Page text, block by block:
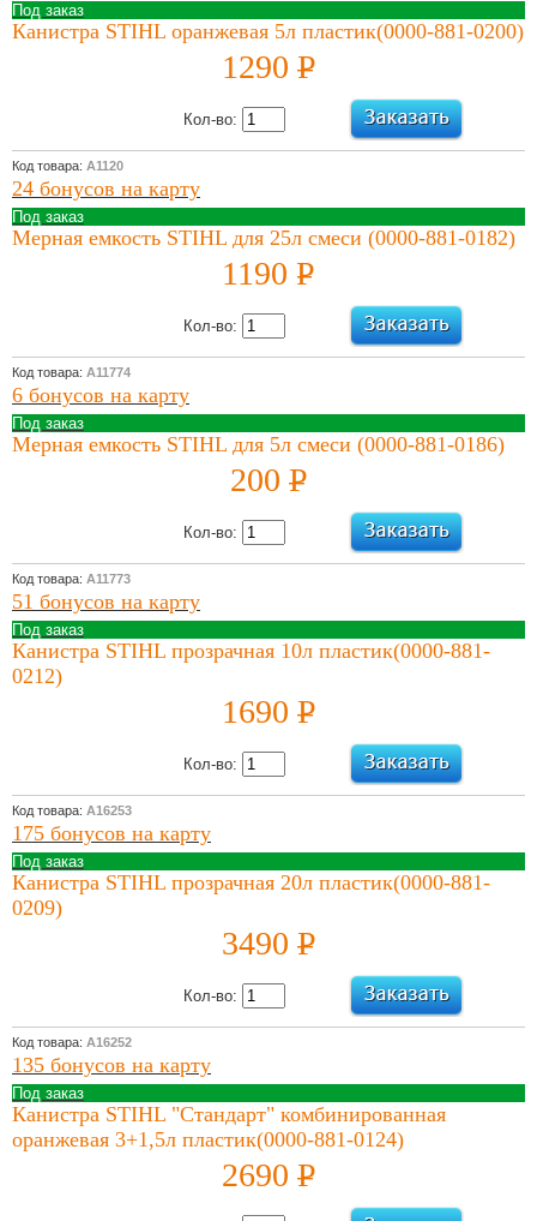
Под заказ
Канистра STIHL оранжевая 5л пластик(0000-881-0200)
1290 P
Кол-во:
Код товара: А1120
24 бонусов на карту
Под заказ
Мерная емкость STIHL для 25л смеси (0000-881-0182)
1190 P
Кол-во:
Код товара: А11774
6 бонусов на карту
Под заказ
Мерная емкость STIHL для 5л смеси (0000-881-0186)
200 P
Кол-во:
Код товара: А11773
51 бонусов на карту
Под заказ
Канистра STIHL прозрачная 10л пластик(0000-881-
0212)
1690 P
Кол-во:
Код товара: А16253
175 бонусов на карту
Под заказ
Канистра STIHL прозрачная 20л пластик(0000-881-
0209)
3490 P
Кол-во:
Код товара: А16252
135 бонусов на карту
Под заказ
Канистра STIHL "Стандарт" комбинированная
оранжевая 3+1,5л пластик(0000-881-0124)
2690 P